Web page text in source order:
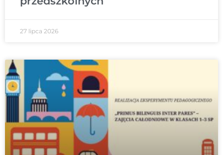
27 lipca 2026